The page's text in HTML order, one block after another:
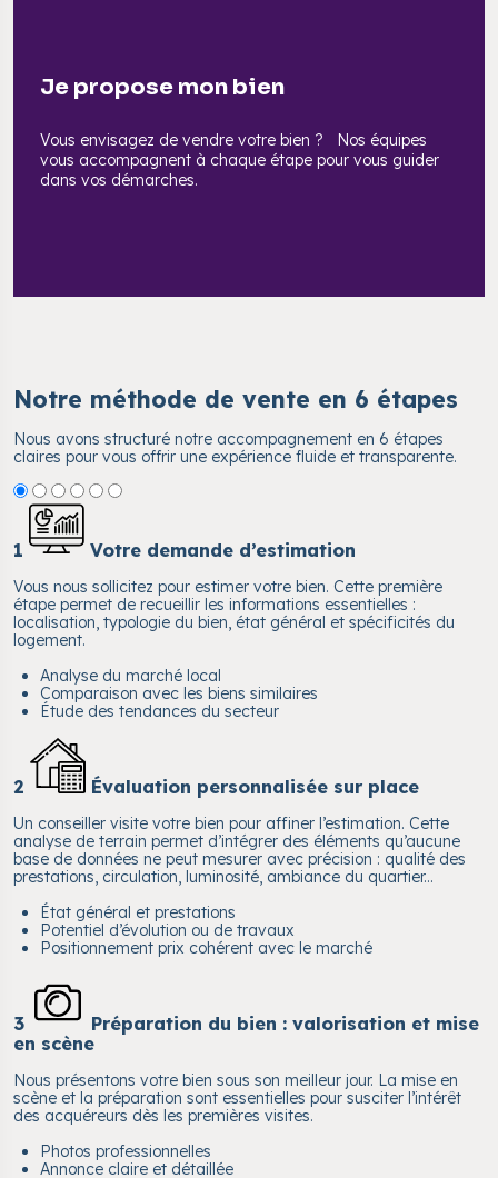
Je propose mon bien
Vous envisagez de vendre votre bien ? Nos équipes
vous accompagnent à chaque étape pour vous guider
dans vos démarches.
Notre méthode de vente en 6 étapes
Nous avons structuré notre accompagnement en 6 étapes
claires pour vous offrir une expérience fluide et transparente.
1 Votre demande d’estimation
Vous nous sollicitez pour estimer votre bien. Cette première
étape permet de recueillir les informations essentielles :
localisation, typologie du bien, état général et spécificités du
logement.
Analyse du marché local
Comparaison avec les biens similaires
Étude des tendances du secteur
2 Évaluation personnalisée sur place
Un conseiller visite votre bien pour affiner l’estimation. Cette
analyse de terrain permet d’intégrer des éléments qu’aucune
base de données ne peut mesurer avec précision : qualité des
prestations, circulation, luminosité, ambiance du quartier...
État général et prestations
Potentiel d’évolution ou de travaux
Positionnement prix cohérent avec le marché
3
Préparation du bien : valorisation et mise
en scène
Nous présentons votre bien sous son meilleur jour. La mise en
scène et la préparation sont essentielles pour susciter l’intérêt
des acquéreurs dès les premières visites.
Photos professionnelles
Annonce claire et détaillée